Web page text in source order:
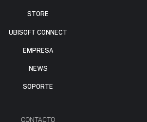
STORE
UBISOFT CONNECT
EMPRESA
NEWS
SOPORTE
CONTACTO